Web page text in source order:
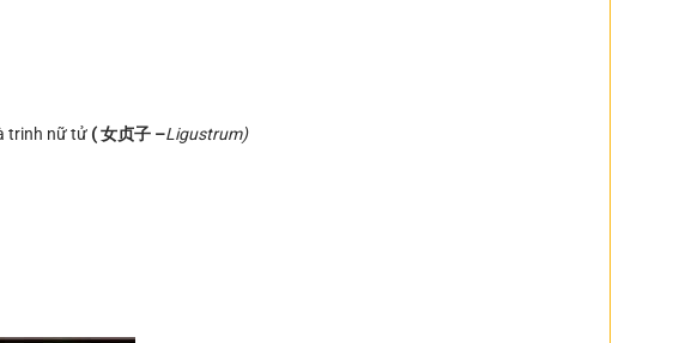
trinh nữ tử ( 女贞子 –Ligustrum)